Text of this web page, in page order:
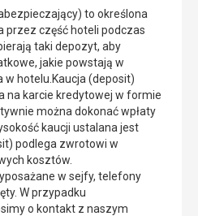
to określona
przez część hoteli podczas
taki depozyt, aby
jakie powstają w
hotelu.Kaucja (deposit)
na karcie kredytowej w formie
można dokonać wpłaty
kaucji ustalana jest
podlega zwrotowi w
kosztów.
w sejfy, telefony
W przypadku
o kontakt z naszym